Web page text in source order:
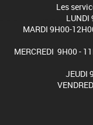
Les
MARDI 9H00-
MERCREDI 9H00 -
JEUDI